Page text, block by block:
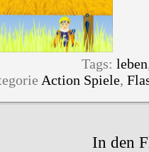
Tags: leben
Action Spiele,
In den